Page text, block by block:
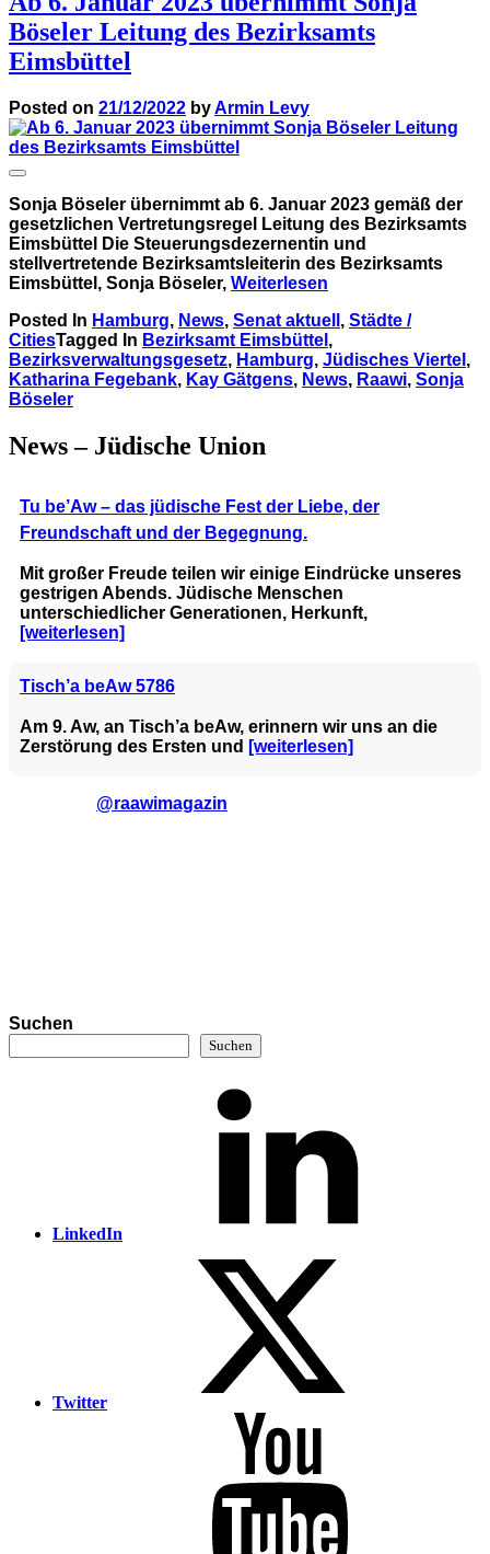
Böseler Leitung des Bezirksamts
Eimsbüttel
Posted on 21/12/2022 byArmin Levy
Sonja Böseler übernimmt ab 6. Januar 2023 gemäß der
gesetzlichen Vertretungsregel Leitung des Bezirksamts
Eimsbüttel Die Steuerungsdezernentin und
stellvertretende Bezirksamtsleiterin des Bezirksamts
Eimsbüttel, Sonja Böseler, Weiterlesen
Posted In Hamburg, News, Senat aktuell , Städte /
CitiesTagged In Bezirksamt Eimsbüttel ,
Bezirksverwaltungsgesetz, Hamburg, Jüdisches Viertel ,
Katharina Fegebank, Kay Gätgens, News, Raawi, Sonja
Böseler
News – Jüdische Union
Tu be’Aw – das jüdische Fest der Liebe, der
Freundschaft und der Begegnung.
Mit großer Freude teilen wir einige Eindrücke unseres
gestrigen Abends. Jüdische Menschen
unterschiedlicher Generationen, Herkunft,
[weiterlesen]
Tisch’a beAw 5786
Am 9. Aw, an Tisch’a beAw, erinnern wir uns an die
Zerstörung des Ersten und [weiterlesen]
@raawimagazin
Suchen
Suchen
LinkedIn
Twitter